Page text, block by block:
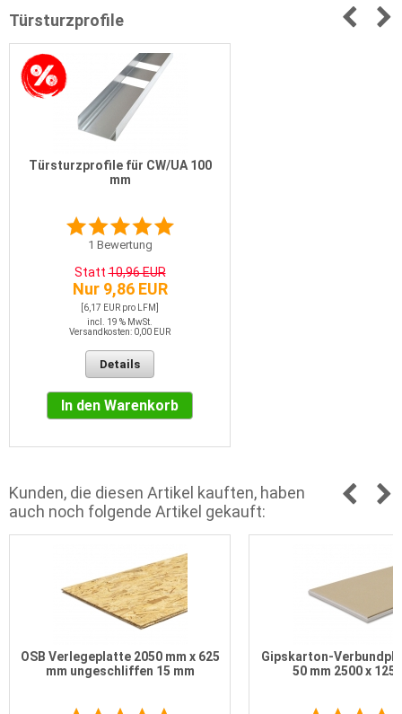
Türsturzprofile
Türsturzprofile für CW/UA 100
mm
1 Bewertung
Statt10,96 EUR
Nur 9,86 EUR
[6,17 EUR pro LFM]
incl. 19 % MwSt.
Versandkosten: 0,00 EUR
Details
In den Warenkorb
Kunden, die diesen Artikel kauften, haben
auch noch folgende Artikel gekauft:
OSB Verlegeplatte 2050 mm x 625
mm ungeschliffen 15 mm
Gipskarton-
50 mm 2500 x